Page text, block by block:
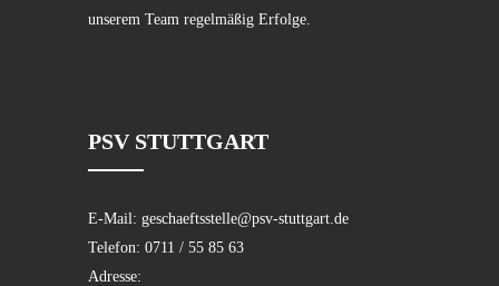
unserem Team regelmäßig Erfolge.
PSV STUTTGART
E-Mail: geschaeftsstelle@psv-stuttgart.de
Telefon: 0711 / 55 85 63
Adresse: